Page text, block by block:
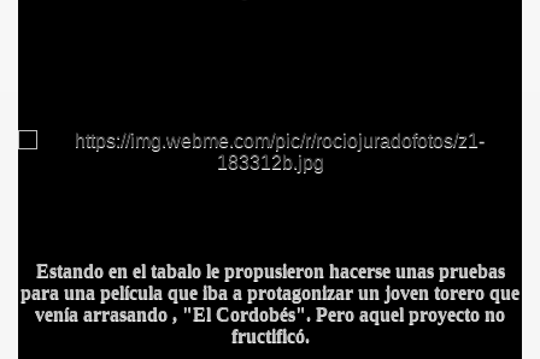
Estando en el tabalo le propusieron hacerse unas pruebas
para una película que iba a protagonizar un joven torero que
venía arrasando , "El Cordobés". Pero aquel proyecto no
fructificó.